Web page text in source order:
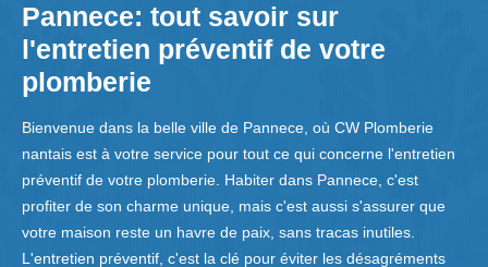
Pannece: tout savoir sur
l'entretien préventif de votre
plomberie
Bienvenue dans la belle ville de Pannece, où CW Plomberie
nantais est à votre service pour tout ce qui concerne l'entretien
préventif de votre plomberie. Habiter dans Pannece, c'est
profiter de son charme unique, mais c'est aussi s'assurer que
votre maison reste un havre de paix, sans tracas inutiles.
L'entretien préventif, c'est la clé pour éviter les désagréments